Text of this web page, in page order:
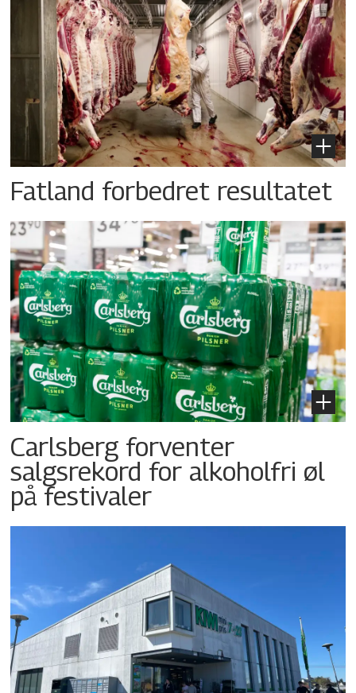
Fatland forbedret resultatet
Carlsberg forventer
salgsrekord for alkoholfri øl
på festivaler